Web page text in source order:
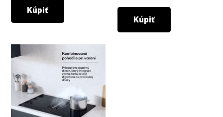
Kúpiť
Kúpiť